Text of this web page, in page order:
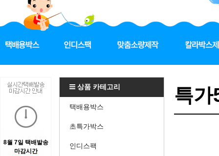
8월 7일 택배발송
마감시간
상품 카테고리
택배용박스
초특가박스
인디스팩
특